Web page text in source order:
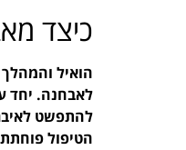
כיצד
הואיל
לאבחנה. יחד
להתפשט
הטיפול